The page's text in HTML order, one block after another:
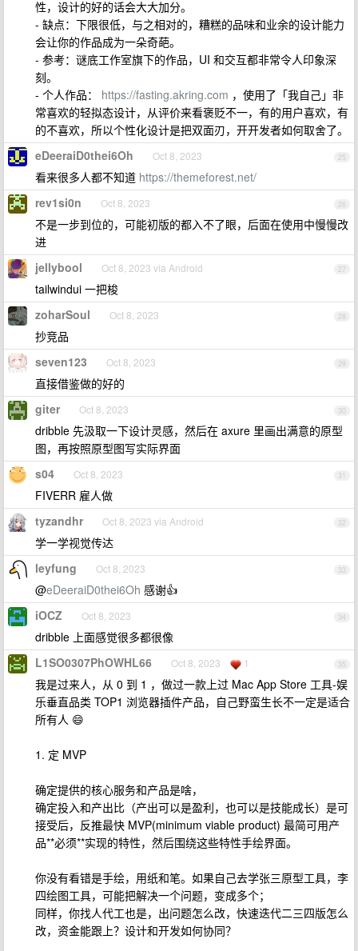
性，设计的好的话会大大加分。
- 缺点：下限很低，与之相对的，糟糕的品味和业余的设计能力
会让你的作品成为一朵奇葩。
- 参考：谜底工作室旗下的作品，UI 和交互都非常令人印象深
刻。
- 个人作品： https://fasting.akring.com ，使用了「我自己」非
常喜欢的轻拟态设计，从评价来看褒贬不一，有的用户喜欢，有
的不喜欢，所以个性化设计是把双面刃，开开发者如何取舍了。
25
eDeeraiD0thei6Oh Oct 8, 2023
看来很多人都不知道 https://themeforest.net/
26
rev1si0n Oct 8, 2023
不是一步到位的，可能初版的都入不了眼，后面在使用中慢慢改
进
27
jellybool Oct 8, 2023 via Android
tailwindui 一把梭
28
zoharSoul Oct 8, 2023
抄竞品
29
seven123 Oct 8, 2023
直接借鉴做的好的
30
giter Oct 8, 2023
dribble 先汲取一下设计灵感，然后在 axure 里画出满意的原型
图，再按照原型图写实际界面
31
s04 Oct 8, 2023
FIVERR 雇人做
32
tyzandhr Oct 8, 2023 via Android
学一学视觉传达
33
leyfung Oct 8, 2023
@eDeeraiD0thei6Oh 感谢👍
34
iOCZ Oct 8, 2023
dribble 上面感觉很多都很像
35
L1SO0307PhOWHL66 Oct 8, 2023 1
我是过来人，从 0 到 1 ，做过一款上过 Mac App Store 工具-娱
乐垂直品类 TOP1 浏览器插件产品，自己野蛮生长不一定是适合
所有人 😄
1. 定 MVP
确定提供的核心服务和产品是啥，
确定投入和产出比（产出可以是盈利，也可以是技能成长）是可
接受后，反推最快 MVP(minimum viable product) 最简可用产
品**必须**实现的特性，然后围绕这些特性手绘界面。
你没有看错是手绘，用纸和笔。如果自己去学张三原型工具，李
四绘图工具，可能把解决一个问题，变成多个；
同样，你找人代工也是，出问题怎么改，快速迭代二三四版怎么
改，资金能跟上？设计和开发如何协同？